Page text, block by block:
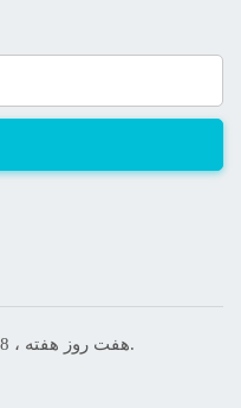
هفت روز هفته ، 8 صبح تا 9 شب پاسخگوی شما هستیم.